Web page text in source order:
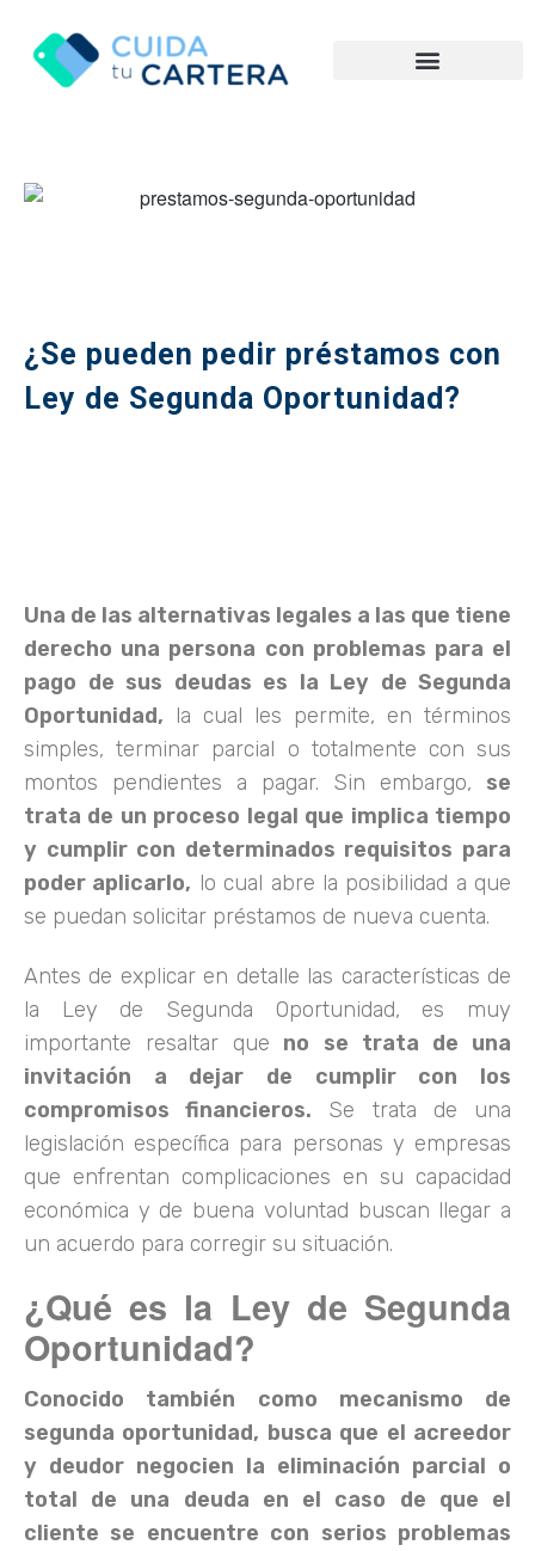
¿Se pueden pedir préstamos con
Ley de Segunda Oportunidad?
Una de las alternativas legales a las que tiene
derecho una persona con problemas para el
pago de sus deudas es la Ley de Segunda
Oportunidad, la cual les permite, en términos
simples, terminar parcial o totalmente con sus
montos pendientes a pagar. Sin embargo, se
trata de un proceso legal que implica tiempo
y cumplir con determinados requisitos para
poder aplicarlo, lo cual abre la posibilidad a que
se puedan solicitar préstamos de nueva cuenta.
Antes de explicar en detalle las características de
la Ley de Segunda Oportunidad, es muy
importante resaltar que no se trata de una
invitación a dejar de cumplir con los
compromisos financieros. Se trata de una
legislación específica para personas y empresas
que enfrentan complicaciones en su capacidad
económica y de buena voluntad buscan llegar a
un acuerdo para corregir su situación.
¿Qué es la Ley de Segunda
Oportunidad?
Conocido también como mecanismo de
segunda oportunidad, busca que el acreedor
y deudor negocien la eliminación parcial o
total de una deuda en el caso de que el
cliente se encuentre con serios problemas